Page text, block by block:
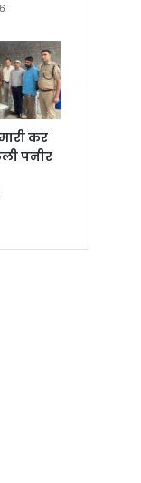
कर
पनीर